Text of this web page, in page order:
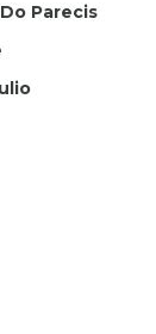
Do Parecis